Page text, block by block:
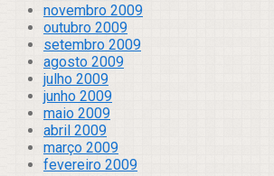
novembro 2009
outubro 2009
setembro 2009
agosto 2009
julho 2009
junho 2009
maio 2009
abril 2009
março 2009
fevereiro 2009